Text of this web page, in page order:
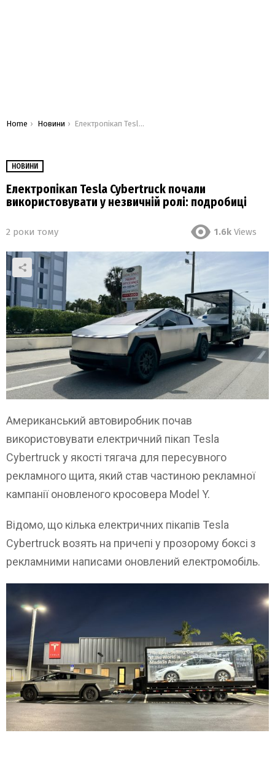
You are here:
Home Новини Електропікап Tesla Cybertruck почали використовувати у незвичній ролі: подробиці
НОВИНИ
Електропікап Tesla Cybertruck почали
використовувати у незвичній ролі: подробиці
2 роки тому 1.6k Views
Американський автовиробник почав
використовувати електричний пікап Tesla
Cybertruck у якості тягача для пересувного
рекламного щита, який став частиною рекламної
кампанії оновленого кросовера Model Y.
Відомо, що кілька електричних пікапів Tesla
Cybertruck возять на причепі у прозорому боксі з
рекламними написами оновлений електромобіль.